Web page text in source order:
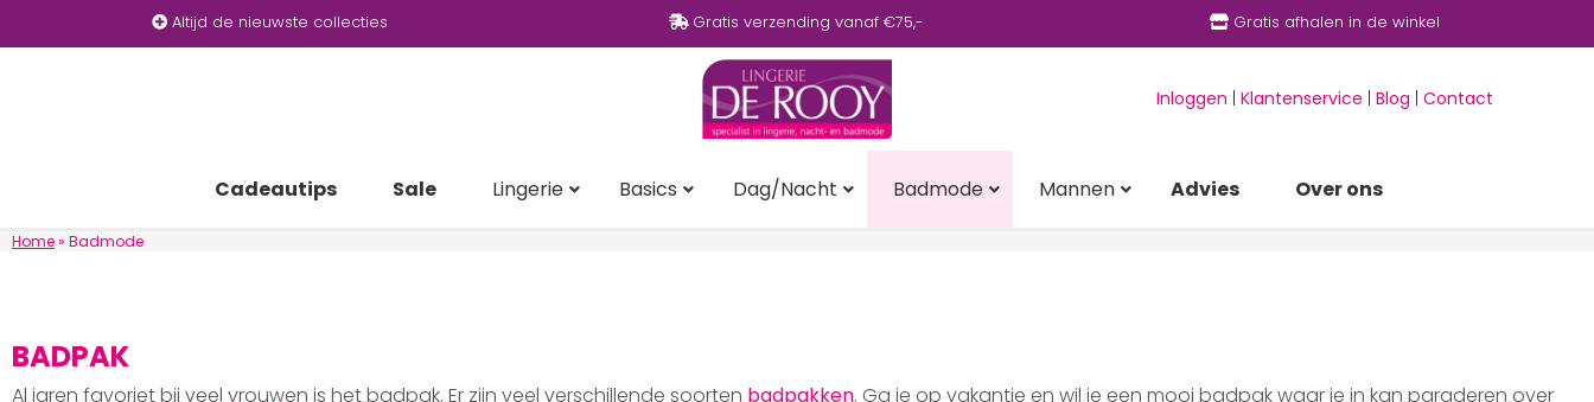
Altijd de nieuwste collecties Gratis verzending vanaf €75,- Gratis afhalen in de winkel
Inloggen Klantenservice Blog Contact
Cadeautips Sale Lingerie Basics Dag/Nacht Badmode Mannen Advies Over ons
Home» Badmode
BADPAK
Al jaren favoriet bij veel vrouwen is het badpak. Er zijn veel verschillende soorten badpakken. Ga je op vakantie en wil je een mooi badpak waar je in kan paraderen over